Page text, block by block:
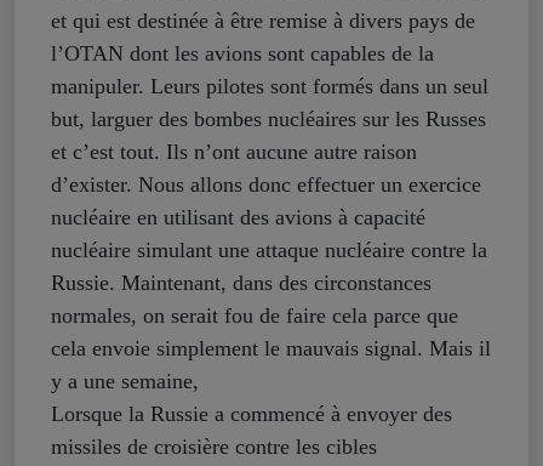
et qui est destinée à être remise à divers pays de
l’OTAN dont les avions sont capables de la
manipuler. Leurs pilotes sont formés dans un seul
but, larguer des bombes nucléaires sur les Russes
et c’est tout. Ils n’ont aucune autre raison
d’exister. Nous allons donc effectuer un exercice
nucléaire en utilisant des avions à capacité
nucléaire simulant une attaque nucléaire contre la
Russie. Maintenant, dans des circonstances
normales, on serait fou de faire cela parce que
cela envoie simplement le mauvais signal. Mais il
y a une semaine,
Lorsque la Russie a commencé à envoyer des
missiles de croisière contre les cibles